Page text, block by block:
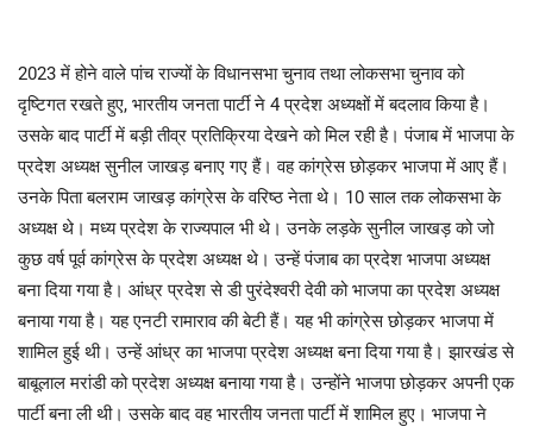
2023 में होने वाले पांच राज्यों के विधानसभा चुनाव तथा लोकसभा चुनाव को
दृष्टिगत रखते हुए, भारतीय जनता पार्टी ने 4 प्रदेश अध्यक्षों में बदलाव किया है।
उसके बाद पार्टी में बड़ी तीव्र प्रतिक्रिया देखने को मिल रही है। पंजाब में भाजपा के
प्रदेश अध्यक्ष सुनील जाखड़ बनाए गए हैं। वह कांग्रेस छोड़कर भाजपा में आए हैं।
उनके पिता बलराम जाखड़ कांग्रेस के वरिष्ठ नेता थे। 10 साल तक लोकसभा के
अध्यक्ष थे। मध्य प्रदेश के राज्यपाल भी थे। उनके लड़के सुनील जाखड़ को जो
कुछ वर्ष पूर्व कांग्रेस के प्रदेश अध्यक्ष थे। उन्हें पंजाब का प्रदेश भाजपा अध्यक्ष
बना दिया गया है। आंध्र प्रदेश से डी पुरंदेश्वरी देवी को भाजपा का प्रदेश अध्यक्ष
बनाया गया है। यह एनटी रामाराव की बेटी हैं। यह भी कांग्रेस छोड़कर भाजपा में
शामिल हुई थी। उन्हें आंध्र का भाजपा प्रदेश अध्यक्ष बना दिया गया है। झारखंड से
बाबूलाल मरांडी को प्रदेश अध्यक्ष बनाया गया है। उन्होंने भाजपा छोड़कर अपनी एक
पार्टी बना ली थी। उसके बाद वह भारतीय जनता पार्टी में शामिल हुए। भाजपा ने